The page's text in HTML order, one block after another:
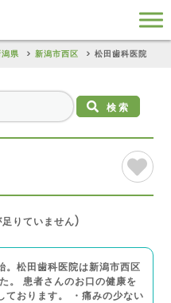
県 新潟市西区 松田歯科医院
検索
りていません)
。松田歯科医院は新潟市西区
。 患者さんのお口の健康を
ております。 ・痛みの少ない